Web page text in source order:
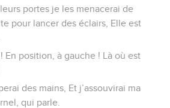
portes je les menacerai de
pour lancer des éclairs, Elle est
En position, à gauche ! Là où est
des mains, Et j’assouvirai ma
qui parle.